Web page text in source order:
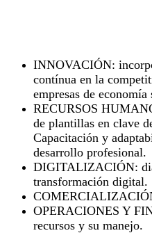
INNOVACIÓN:
contínua en la
empresas de economía
RECURSOS
de plantillas en clave
Capacitación y
desarrollo profesional.
DIGITALIZACIÓN:
transformación digital.
OPERACIONES Y
recursos y su manejo.